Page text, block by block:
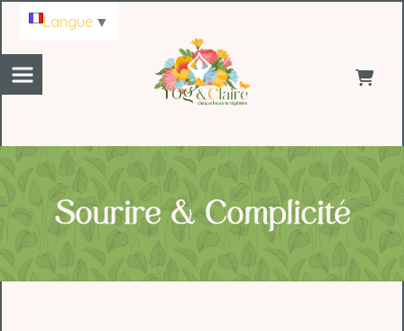
Sourire & Complicité
Langue ▼
Panneau de gestion des cookies